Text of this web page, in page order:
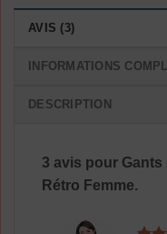
AVIS (3)
INFORMATIONS
DESCRIPTION
3 avis pour Gants
Rétro Femme.